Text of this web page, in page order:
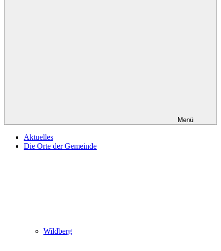
Menü
Aktuelles
Die Orte der Gemeinde
Wildberg